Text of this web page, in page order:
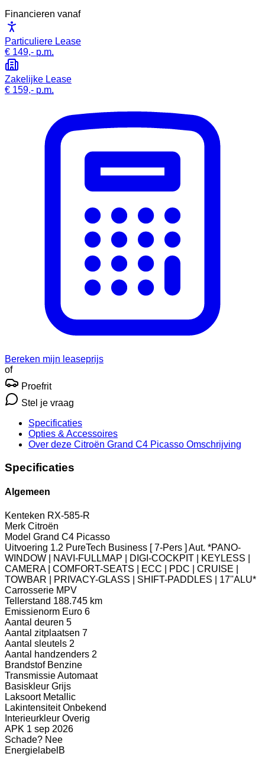
Financieren vanaf
Particuliere Lease
€ 149,- p.m.
Zakelijke Lease
€ 159,- p.m.
Bereken mijn leaseprijs
of
Proefrit
Stel je vraag
Specificaties
Opties & Accessoires
Over deze Citroën Grand C4 Picasso Omschrijving
Specificaties
Algemeen
Kenteken RX-585-R
Merk Citroën
Model Grand C4 Picasso
Uitvoering 1.2 PureTech Business [ 7-Pers ] Aut. *PANO-
WINDOW | NAVI-FULLMAP | DIGI-COCKPIT | KEYLESS |
CAMERA | COMFORT-SEATS | ECC | PDC | CRUISE |
TOWBAR | PRIVACY-GLASS | SHIFT-PADDLES | 17''ALU*
Carrosserie MPV
Tellerstand 188.745 km
Emissienorm Euro 6
Aantal deuren 5
Aantal zitplaatsen 7
Aantal sleutels 2
Aantal handzenders 2
Brandstof Benzine
TransmissieAutomaat
Basiskleur Grijs
Laksoort Metallic
Lakintensiteit Onbekend
Interieurkleur Overig
APK 1 sep 2026
Schade? Nee
Energielabel B